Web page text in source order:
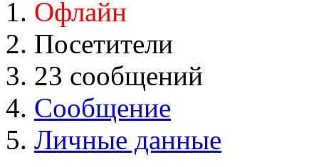
Офлайн
Посетители
23 сообщений
Сообщение
Личные данные